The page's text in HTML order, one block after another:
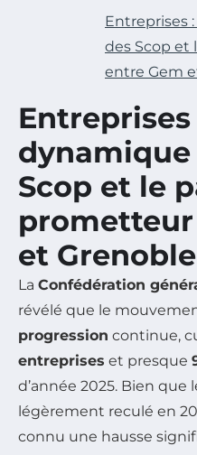
Entreprises
des Scop
entre Gem
Entreprises
Scop et le
et
La Confédération
révélé que le
progression continue,
entreprises et presque
d’année 2025. Bien
légèrement reculé en
connu une hausse